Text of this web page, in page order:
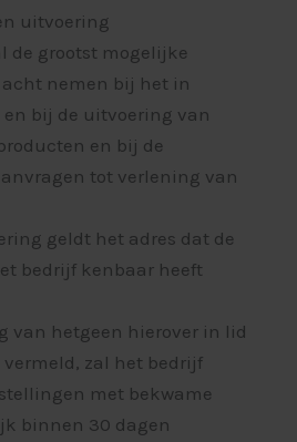
uitvoering
de grootst mogelijke
nemen bij het in
bij de uitvoering van
en bij de
tot verlening van
geldt het adres dat de
bedrijf kenbaar heeft
van hetgeen hierover in lid
zal het bedrijf
met bekwame
binnen 30 dagen